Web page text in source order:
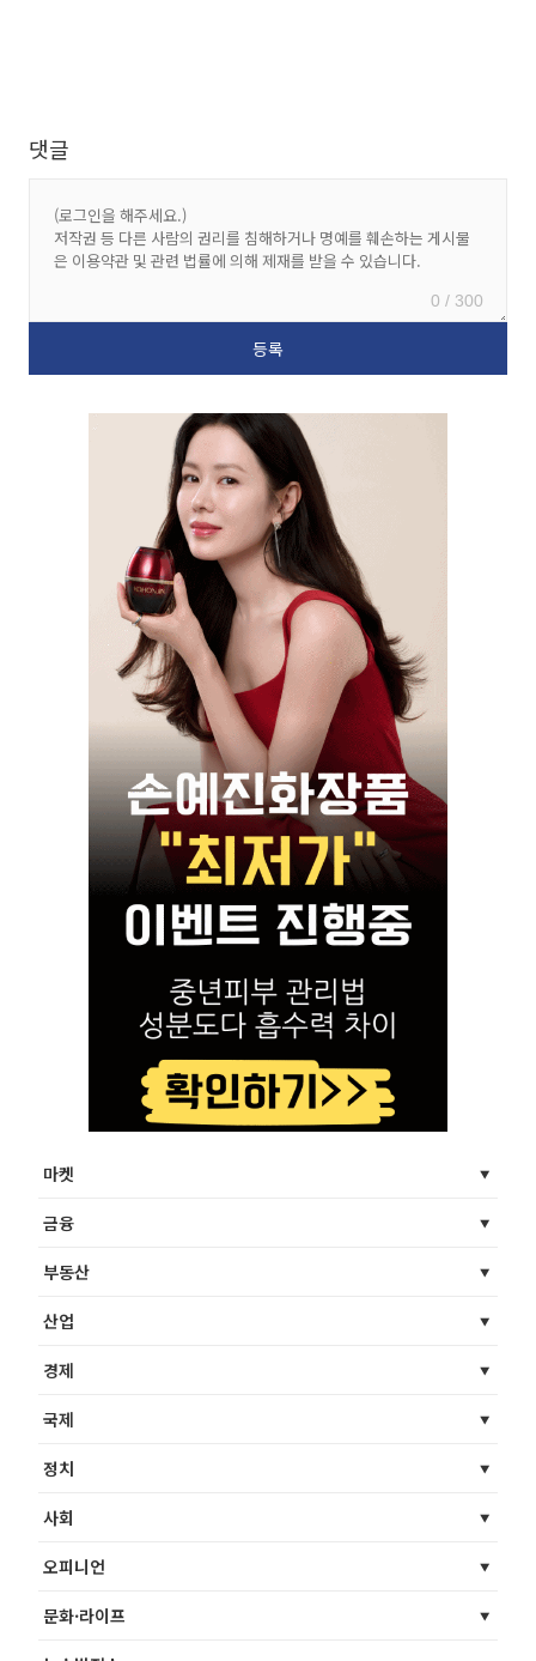
댓글
0 / 300
마켓
금융
부동산
산업
경제
국제
정치
사회
오피니언
문화·라이프